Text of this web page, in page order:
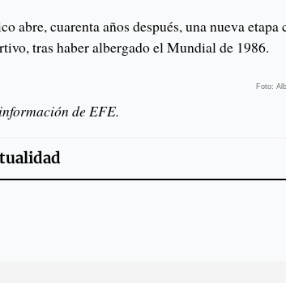
abre, cuarenta años después, una nueva etapa
tras haber albergado el Mundial de 1986.
Foto:
de EFE.